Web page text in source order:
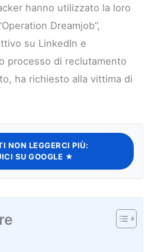
hanno utilizzato la loro
Dreamjob”,
su LinkedIn e
processo di reclutamento
ha richiesto alla vittima di
NON LEGGERCI PIÙ:
SU GOOGLE ★